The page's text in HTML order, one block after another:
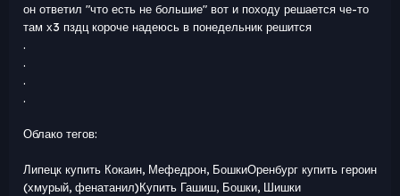
он ответил "что есть не большие" вот и походу решается че-то
там х3 пздц короче надеюсь в понедельник решится
.
.
.
.
Облако тегов:
Липецк купить Кокаин, Мефедрон, БошкиОренбург купить героин
(хмурый, фенатанил)Купить Гашиш, Бошки, Шишки